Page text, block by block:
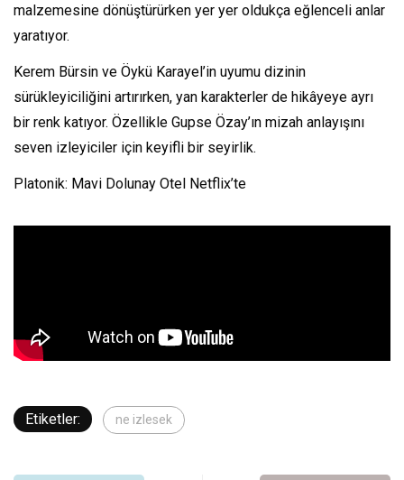
malzemesine dönüştürürken yer yer oldukça eğlenceli anlar
yaratıyor.
Kerem Bürsin ve Öykü Karayel’in uyumu dizinin
sürükleyiciliğini artırırken, yan karakterler de hikâyeye ayrı
bir renk katıyor. Özellikle Gupse Özay’ın mizah anlayışını
seven izleyiciler için keyifli bir seyirlik.
Platonik: Mavi Dolunay Otel Netflix’te
Etiketler: ne izlesek